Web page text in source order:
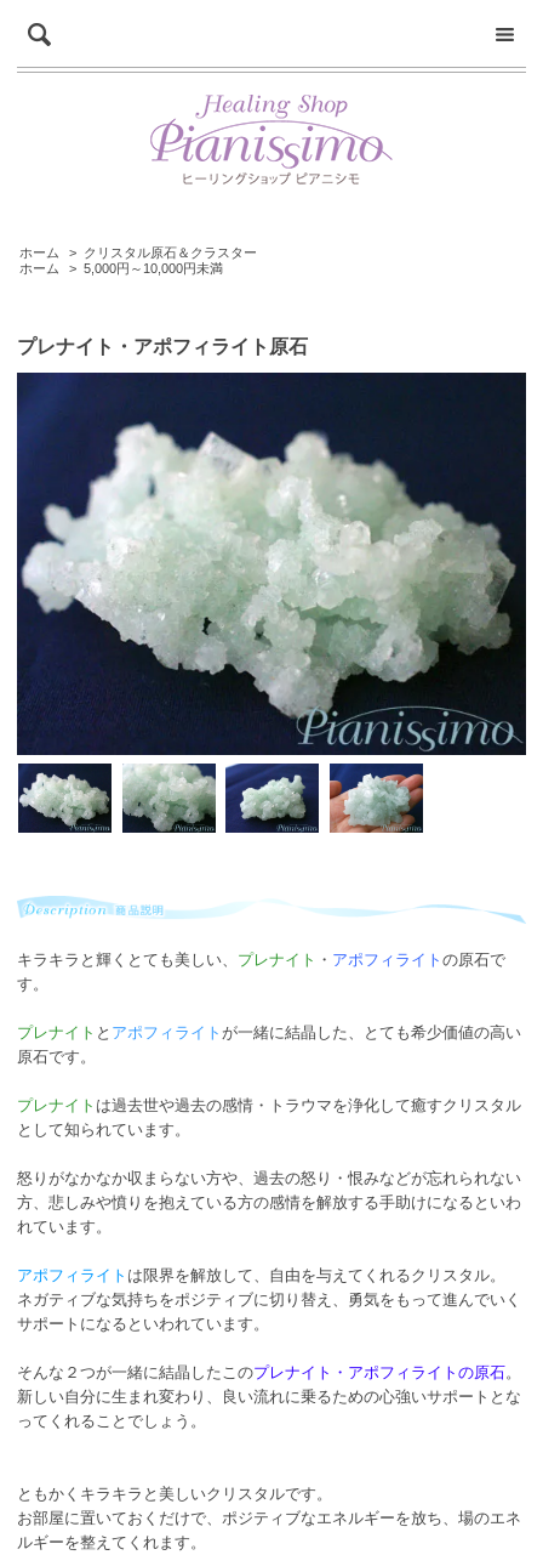
ホーム > クリスタル原石＆クラスター
ホーム
> 5,000円～10,000円未満
プレナイト・アポフィライト原石
キラキラと輝くとても美しい、 プレナイト ・ アポフィライト の原石で
す。
プレナイト と アポフィライト が一緒に結晶した、とても希少価値の高い
原石です。
プレナイト は過去世や過去の感情・トラウマを浄化して癒すクリスタル
として知られています。
怒りがなかなか収まらない方や、過去の怒り・恨みなどが忘れられない
方、悲しみや憤りを抱えている方の感情を解放する手助けになるといわ
れています。
アポフィライト は限界を解放して、自由を与えてくれるクリスタル。
ネガティブな気持ちをポジティブに切り替え、勇気をもって進んでいく
サポートになるといわれています。
そんな２つが一緒に結晶したこのプレナイト・アポフィライトの原石。
新しい自分に生まれ変わり、良い流れに乗るための心強いサポートとな
ってくれることでしょう。
ともかくキラキラと美しいクリスタルです。
お部屋に置いておくだけで、ポジティブなエネルギーを放ち、場のエネ
ルギーを整えてくれます。